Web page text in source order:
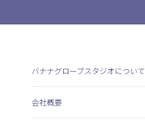
バナナグローブスタジオについて
会社概要